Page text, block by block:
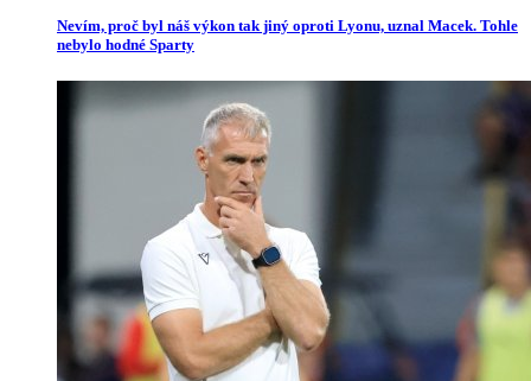
Nevím, proč byl náš výkon tak jiný oproti Lyonu, uznal Macek. Tohle
nebylo hodné Sparty